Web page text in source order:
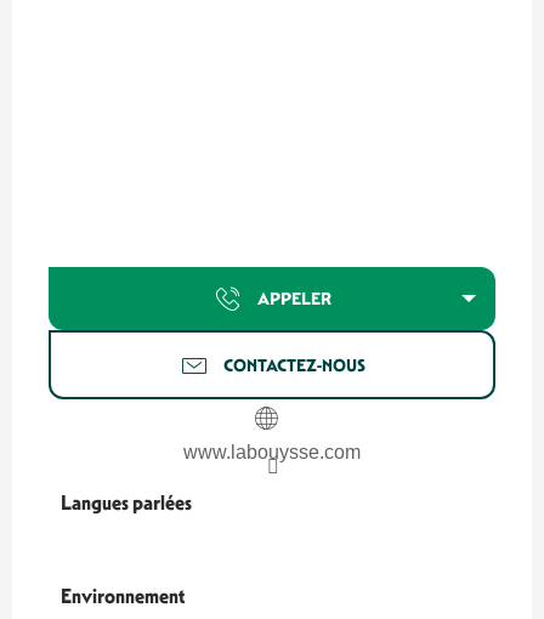
APPELER
CONTACTEZ-NOUS
www.labouysse.com
Langues parlées
Langues parlées
Environnement
Environnement